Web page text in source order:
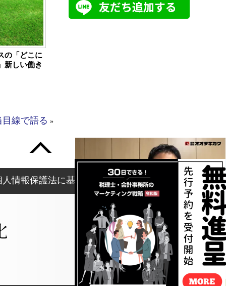
の「どこに
新しい働き
線で語る »
人情報保護法に基づく表記